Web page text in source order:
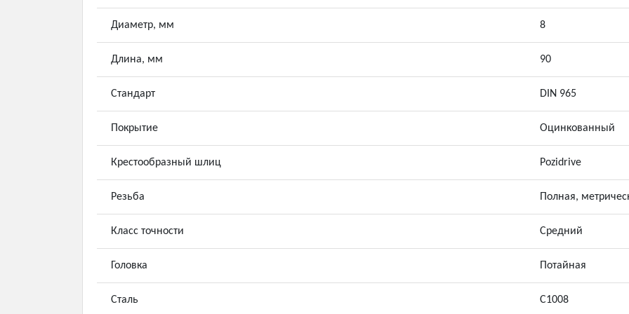
Диаметр, мм 8
Длина, мм 90
Стандарт DIN 965
Покрытие Оцинкованный
Крестообразный шлиц Pozidrive
Резьба Полная,
Класс точности Средний
Головка Потайная
Сталь С1008